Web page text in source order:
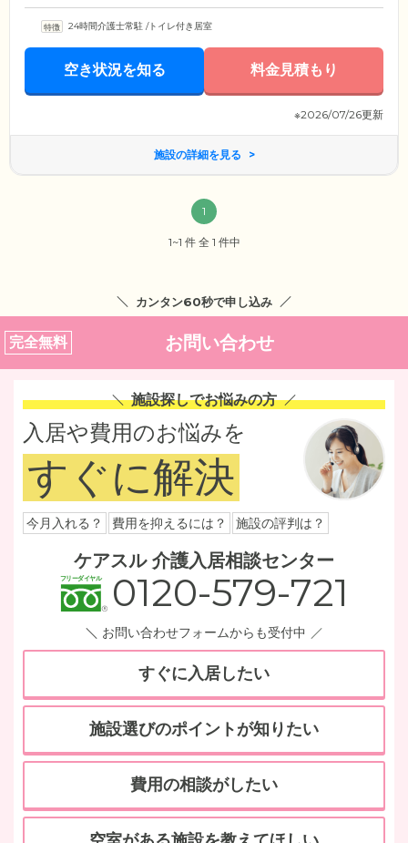
24時間介護士常駐 /トイレ付き居室
空き状況を知る 料金見積もり
※2026/07/26更新
施設の詳細を見る
1
1~1 件 全 1 件中
カンタン60秒で申し込み
完全無料 お問い合わせ
施設探しでお悩みの方
入居や費用のお悩みを
すぐに解決
今月入れる？ 費用を抑えるには？ 施設の評判は？
ケアスル 介護入居相談センター
0120-579-721
お問い合わせフォームからも受付中
すぐに入居したい
施設選びのポイントが知りたい
費用の相談がしたい